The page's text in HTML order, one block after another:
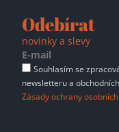
Odebírat
novinky a slevy
Souhlasím se
newsletteru a
Zásady ochrany